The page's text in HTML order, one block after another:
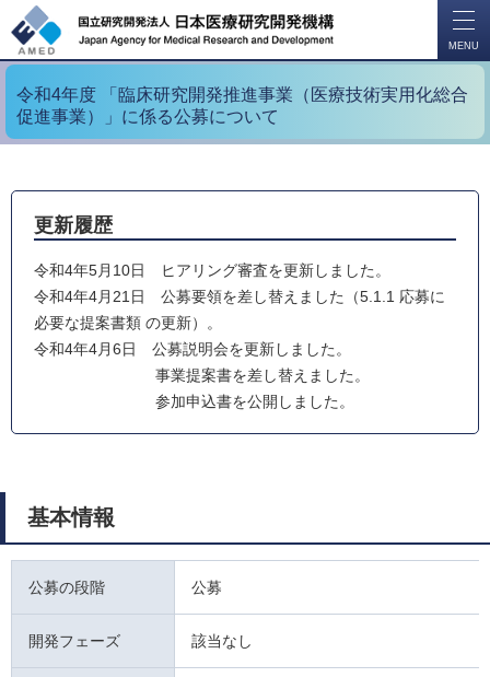
MENU
令和4年度 「臨床研究開発推進事業（医療技術実用化総合
促進事業）」に係る公募について
更新履歴
令和4年5月10日 ヒアリング審査を更新しました。
令和4年4月21日 公募要領を差し替えました（5.1.1 応募に
必要な提案書類 の更新）。
令和4年4月6日 公募説明会を更新しました。
事業提案書を差し替えました。
参加申込書を公開しました。
基本情報
公募の段階 公募
開発フェーズ 該当なし